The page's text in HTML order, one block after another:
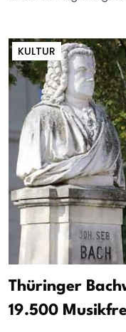
KULTUR
Thüringer
19.500